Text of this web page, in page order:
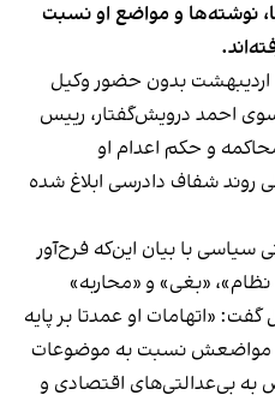
نوشته‌ها و مواضع او نسبت
طبق اطلاعات رسیده، فرح‌آور ۱۱ اردیبهشت بدون حضور وکیل
احمد درویش‌گفتار، رییس
و حکم اعدام او
طی روند شفاف دادرسی ابلاغ شده
سیاسی با بیان این‌که فرح‌آور
نظام»، «بغی» و «محاربه»
«اتهامات او عمدتا بر پایه
و مواضعش نسبت به موضوعات
به بی‌عدالتی‌های اقتصادی و